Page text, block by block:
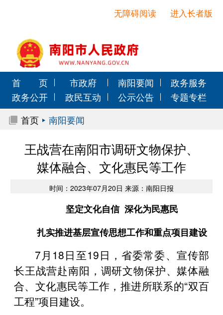
进入长者版
无障碍阅读
首 页 市政府 南阳要闻
政务服务
政务公开
政民互动 公示公告
专题专栏
首页
南阳要闻
王战营在南阳市调研文物保护、
媒体融合、文化惠民等工作
时间：2023年07月20日 来源：南阳日报
坚定文化自信 深化为民惠民
扎实推进基层宣传思想工作和重点项目建设
7月18日至19日，省委常委、宣传部
长王战营赴南阳，调研文物保护、媒体融
合、文化惠民等工作，推进所联系的“双百
工程”项目建设。